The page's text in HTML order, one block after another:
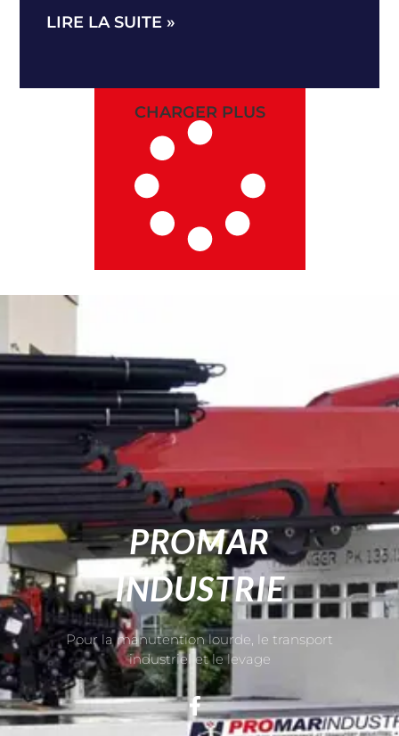
LIRE LA SUITE »
CHARGER PLUS
PROMAR
INDUSTRIE
Pour la manutention lourde, le transport
industriel et le levage